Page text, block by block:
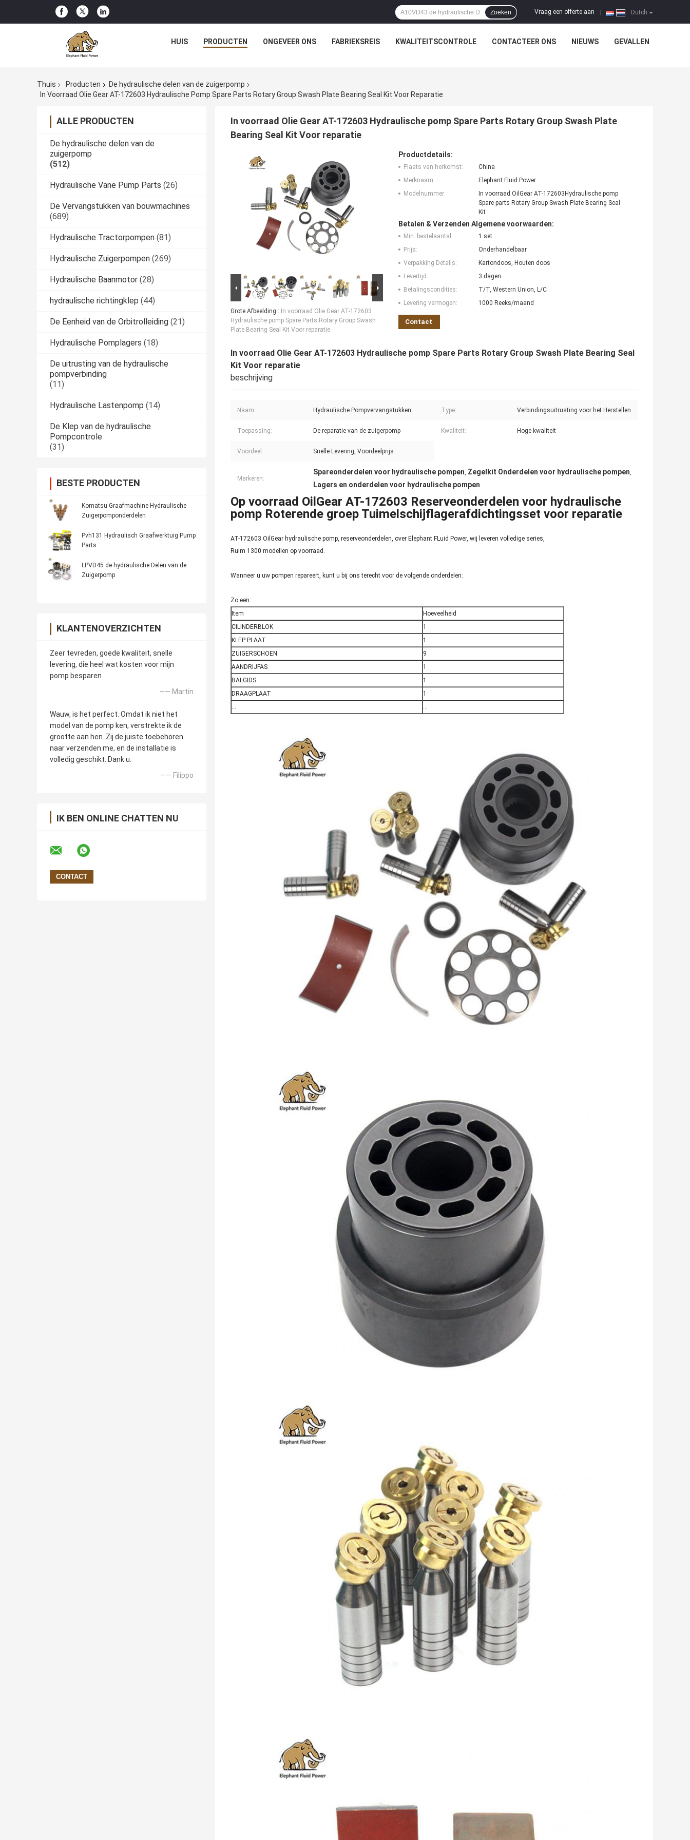
Dutch
Vraag een offerte aan
Zoeken
HUIS PRODUCTEN ONGEVEER ONS FABRIEKSREIS KWALITEITSCONTROLE CONTACTEER ONS NIEUWS GEVALLEN
Thuis Producten
De hydraulische delen van de zuigerpomp
In Voorraad Olie Gear AT-172603 Hydraulische Pomp Spare Parts Rotary Group Swash Plate Bearing Seal Kit Voor Reparatie
ALLE PRODUCTEN
De hydraulische delen van de
zuigerpomp
(512)
Hydraulische Vane Pump Parts (26)
De Vervangstukken van bouwmachines
(689)
Hydraulische Tractorpompen (81)
Hydraulische Zuigerpompen (269)
Hydraulische Baanmotor (28)
hydraulische richtingklep (44)
De Eenheid van de Orbitrolleiding (21)
Hydraulische Pomplagers (18)
De uitrusting van de hydraulische
pompverbinding
(11)
Hydraulische Lastenpomp (14)
De Klep van de hydraulische
Pompcontrole
(31)
BESTE PRODUCTEN
Komatsu Graafmachine Hydraulische
Zuigerpomponderdelen
Pvh131 Hydraulisch Graafwerktuig Pump
Parts
LPVD45 de hydraulische Delen van de
Zuigerpomp
KLANTENOVERZICHTEN
Zeer tevreden, goede kwaliteit, snelle
levering, die heel wat kosten voor mijn
pomp besparen
—— Martin
Wauw, is het perfect. Omdat ik niet het
model van de pomp ken, verstrekte ik de
grootte aan hen. Zij de juiste toebehoren
naar verzenden me, en de installatie is
volledig geschikt. Dank u.
—— Filippo
IK BEN ONLINE CHATTEN NU
In voorraad Olie Gear AT-172603 Hydraulische pomp Spare Parts Rotary Group Swash Plate
Bearing Seal Kit Voor reparatie
Grote Afbeelding : In voorraad Olie Gear AT-172603
Hydraulische pomp Spare Parts Rotary Group Swash
Plate Bearing Seal Kit Voor reparatie
Productdetails:
Plaats van herkomst:
China
Merknaam:
Elephant Fluid Power
Modelnummer:
In voorraad OilGear AT-172603Hydraulische pomp
Spare parts Rotary Group Swash Plate Bearing Seal
Kit
Betalen & Verzenden Algemene voorwaarden:
Min. bestelaantal:
1 set
Prijs:
Onderhandelbaar
Verpakking Details:
Kartondoos, Houten doos
Levertijd:
3 dagen
Betalingscondities:
T/T, Western Union, L/C
Levering vermogen:
1000 Reeks/maand
Contact
In voorraad Olie Gear AT-172603 Hydraulische pomp Spare Parts Rotary Group Swash Plate Bearing Seal
Kit Voor reparatie
beschrijving
Naam: Hydraulische Pompvervangstukken Type: Verbindingsuitrusting voor het Herstellen
Toepassing: De reparatie van de zuigerpomp Kwaliteit: Hoge kwaliteit
Voordeel: Snelle Levering, Voordeelprijs
Markeren:
Spareonderdelen voor hydraulische pompen Zegelkit Onderdelen voor hydraulische pompen
Lagers en onderdelen voor hydraulische pompen
Op voorraad OilGear AT-172603 Reserveonderdelen voor hydraulische
pomp Roterende groep Tuimelschijflagerafdichtingsset voor reparatie
AT-172603 OilGear hydraulische pomp, reserveonderdelen, over Elephant FLuid Power, wij leveren volledige series,
Ruim 1300 modellen op voorraad.
Wanneer u uw pompen repareert, kunt u bij ons terecht voor de volgende onderdelen:
Zo een:
Item
Hoeveelheid
CILINDERBLOK
1
KLEP PLAAT
1
ZUIGERSCHOEN
9
AANDRIJFAS
1
BALGIDS
1
DRAAGPLAAT
1